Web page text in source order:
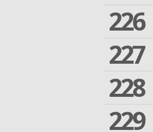
226
227
228
229